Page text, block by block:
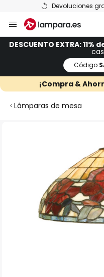
Devoluciones
al
contenido
DESCUENTO EXTRA:
Código:
¡Compra &
Lámparas de mesa
imágenes